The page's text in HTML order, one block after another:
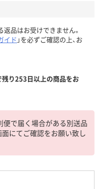
返品はお受けできません。
イド 」を必ずご確認の上、お
り253日以上の商品をお
便で届く場合がある別送品
にてご確認をお願い致し